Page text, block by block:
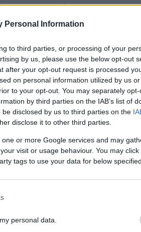
Personal Information
to third parties, or processing of your
by us, please use the below opt-out
after your opt-out request is processed
on personal information utilized by us
to your opt-out. You may separately
by third parties on the IAB’s list of
disclosed by us to third parties on the
disclose it to other third parties.
or more Google services and may
visit or usage behaviour. You may
tags to use your data for below
personal data.
στρατηγικά
παρακολουθεί πολύ
της νέας
του Αμερικανού
στην έμπιστη, επικεφαλής
σημαίνει ότι ο Τραμπ θα
ο ίδιος, χωρίς να
των Ρεπουμπλικανών.
μόνο παραστάσεις
θεωρείται όμως